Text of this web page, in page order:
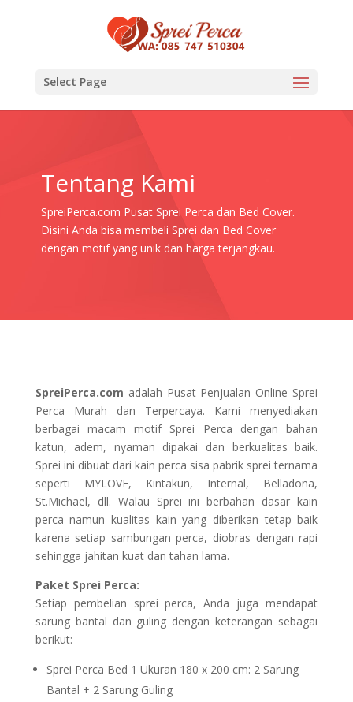
Select Page
Tentang Kami
SpreiPerca.com Pusat Sprei Perca dan Bed Cover.
Disini Anda bisa membeli Sprei dan Bed Cover
dengan motif yang unik dan harga terjangkau.
SpreiPerca.com adalah Pusat Penjualan Online Sprei
Perca Murah dan Terpercaya. Kami menyediakan
berbagai macam motif Sprei Perca dengan bahan
katun, adem, nyaman dipakai dan berkualitas baik.
Sprei ini dibuat dari kain perca sisa pabrik sprei ternama
seperti MYLOVE, Kintakun, Internal, Belladona,
St.Michael, dll. Walau Sprei ini berbahan dasar kain
perca namun kualitas kain yang diberikan tetap baik
karena setiap sambungan perca, diobras dengan rapi
sehingga jahitan kuat dan tahan lama.
Paket Sprei Perca:
Setiap pembelian sprei perca, Anda juga mendapat
sarung bantal dan guling dengan keterangan sebagai
berikut:
Sprei Perca Bed 1 Ukuran 180 x 200 cm: 2 Sarung
Bantal + 2 Sarung Guling